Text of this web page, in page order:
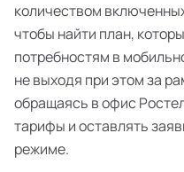
количеством
чтобы найти план,
потребностям в
не выходя при этом за
обращаясь в офис
тарифы и оставлять
режиме.